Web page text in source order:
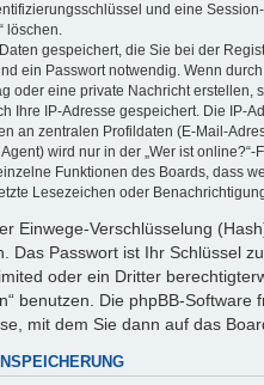
und eine
löschen.
gespeichert, die Sie bei der
ein Passwort notwendig. Wenn
oder eine private Nachricht
Ihre IP-Adresse gespeichert. Die IP-
an zentralen Profildaten (E-Mail-
wird nur in der „Wer ist
Funktionen des Boards, dass
Lesezeichen oder
Einwege-Verschlüsselung
Das Passwort ist Ihr Schlüssel
oder ein Dritter
benutzen. Die phpBB-
mit dem Sie dann auf das